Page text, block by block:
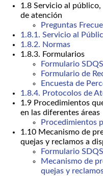
1.8 Servicio al
de atención
Preguntas
1.8.1. Servicio al
1.8.2. Normas
1.8.3. Formularios
Formulario SDQS
Formulario de
Encuesta de
1.8.4. Protocolos de
1.9 Procedimientos
en las diferentes áreas
Procedimientos
1.10 Mecanismo de
quejas y reclamos a
Formulario SDQS
Mecanismo de
quejas y